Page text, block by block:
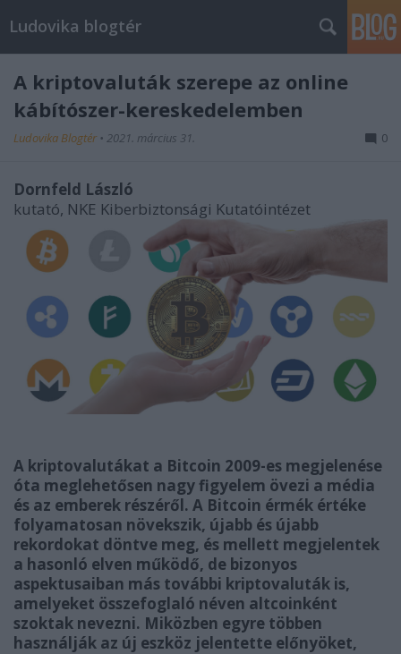
Ludovika blogtér
A kriptovaluták szerepe az online
kábítószer-kereskedelemben
Ludovika Blogtér • 2021. március 31. 0
Dornfeld László
kutató, NKE Kiberbiztonsági Kutatóintézet
A kriptovalutákat a Bitcoin 2009-es megjelenése
óta meglehetősen nagy figyelem övezi a média
és az emberek részéről. A Bitcoin érmék értéke
folyamatosan növekszik, újabb és újabb
rekordokat döntve meg, és mellett megjelentek
a hasonló elven működő, de bizonyos
aspektusaiban más további kriptovaluták is,
amelyeket összefoglaló néven altcoinként
szoktak nevezni. Miközben egyre többen
használják az új eszköz jelentette előnyöket,